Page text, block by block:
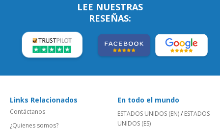
LEE NUESTRAS
RESEÑAS:
Links Relacionados
Contáctanos
¿Quienes somos?
En todo el mundo
ESTADOS UNIDOS (EN)/ ESTADOS
UNIDOS (ES)